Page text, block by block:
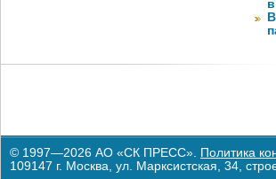
© 1997—2026 АО «СК ПРЕСС». Политика
109147 г. Москва, ул. Марксистская, 34,